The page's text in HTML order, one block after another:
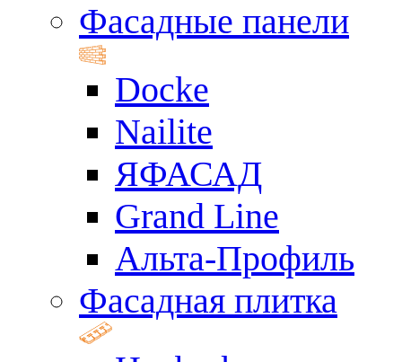
Фасадные панели
Docke
Nailite
ЯФАСАД
Grand Line
Альта-Профиль
Фасадная плитка